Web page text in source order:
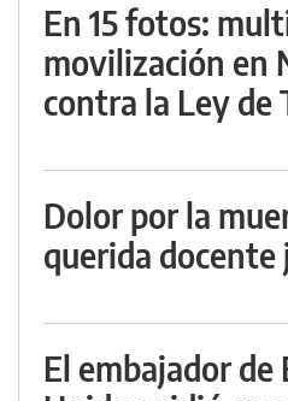
En 15 fotos:
movilización en
contra la Ley de
Dolor por la
querida docente
El embajador de